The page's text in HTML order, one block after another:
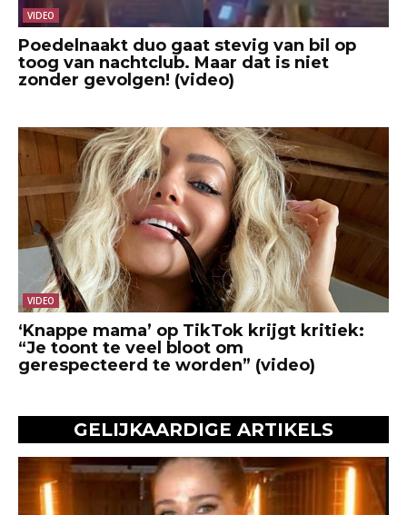
VIDEO
Poedelnaakt duo gaat stevig van bil op
toog van nachtclub. Maar dat is niet
zonder gevolgen! (video)
VIDEO
‘Knappe mama’ op TikTok krijgt kritiek:
“Je toont te veel bloot om
gerespecteerd te worden” (video)
GELIJKAARDIGE ARTIKELS